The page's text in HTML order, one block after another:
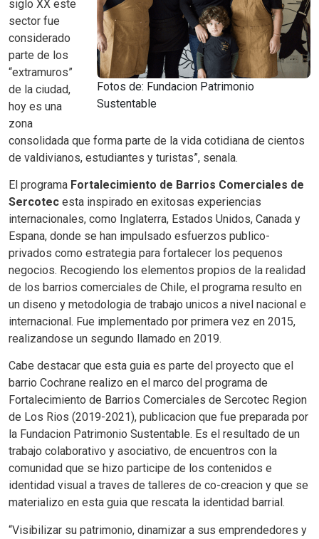
Fotos de: Fundacion Patrimonio
Sustentable
siglo XX este
sector fue
considerado
parte de los
“extramuros”
de la ciudad,
hoy es una
zona
consolidada que forma parte de la vida cotidiana de cientos
de valdivianos, estudiantes y turistas”, senala.
El programa Fortalecimiento de Barrios Comerciales de
Sercotec esta inspirado en exitosas experiencias
internacionales, como Inglaterra, Estados Unidos, Canada y
Espana, donde se han impulsado esfuerzos publico-
privados como estrategia para fortalecer los pequenos
negocios. Recogiendo los elementos propios de la realidad
de los barrios comerciales de Chile, el programa resulto en
un diseno y metodologia de trabajo unicos a nivel nacional e
internacional. Fue implementado por primera vez en 2015,
realizandose un segundo llamado en 2019.
Cabe destacar que esta guia es parte del proyecto que el
barrio Cochrane realizo en el marco del programa de
Fortalecimiento de Barrios Comerciales de Sercotec Region
de Los Rios (2019-2021), publicacion que fue preparada por
la Fundacion Patrimonio Sustentable. Es el resultado de un
trabajo colaborativo y asociativo, de encuentros con la
comunidad que se hizo participe de los contenidos e
identidad visual a traves de talleres de co-creacion y que se
materializo en esta guia que rescata la identidad barrial.
“Visibilizar su patrimonio, dinamizar a sus emprendedores y